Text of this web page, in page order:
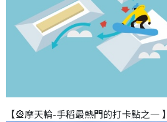
【🎡摩天輪-手稻最熱門的打卡點之一 】